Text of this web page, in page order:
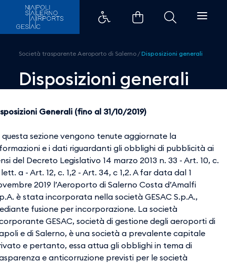
Disposizioni generali -
Società trasparente Aeroporto di Salerno /Disposizioni generali
Disposizioni generali
Generali (fino al 31/10/2019)
questa sezione vengono tenute aggiornate la
e i dati riguardanti gli obblighi di pubblicità ai
del Decreto Legislativo 14 marzo 2013 n. 33 - Art. 10, c.
a - Art. 12, c. 1,2 - Art. 34, c 1,2. A far data dal 1
2019 l’Aeroporto di Salerno Costa d’Amalfi
è stata incorporata nella società GESAC S.p.A.,
fusione per incorporazione. La società
GESAC, società di gestione degli aeroporti di
e di Salerno, è una società a prevalente capitale
e pertanto, essa attua gli obblighi in tema di
e anticorruzione previsti per le società